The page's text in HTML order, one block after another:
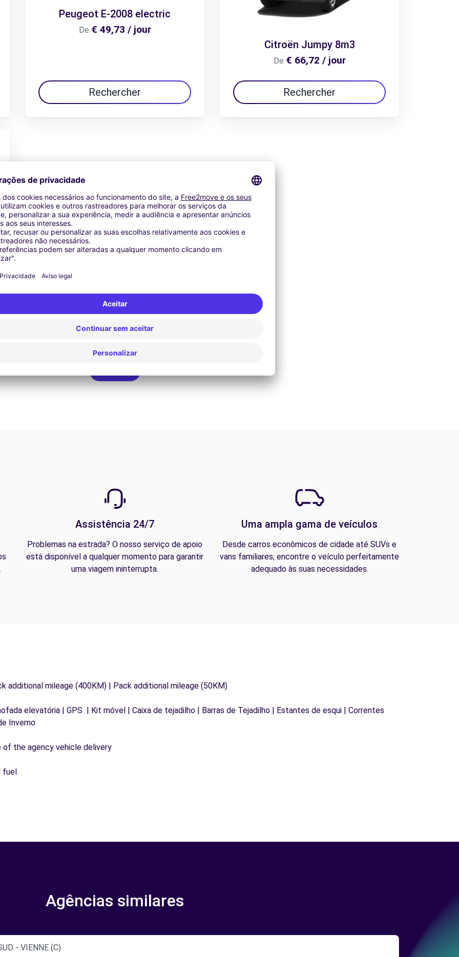
Peugeot E-2008 electric
De € 49,73 / jour
Rechercher
Citroën Jumpy 8m3
De € 66,72 / jour
Rechercher
Assistência 24/7
Problemas na estrada? O nosso serviço de apoio
está disponível a qualquer momento para garantir
uma viagem ininterrupta.
Uma ampla gama de veículos
Desde carros econômicos de cidade até SUVs e
vans familiares, encontre o veículo perfeitamente
adequado às suas necessidades.
additional mileage (400KM) | Pack additional mileage (50KM)
elevatória | GPS | Kit móvel | Caixa de tejadilho | Barras de Tejadilho | Estantes de esqui | Correntes
Inverno
the agency vehicle delivery
fuel
Agências similares
- VIENNE (C)